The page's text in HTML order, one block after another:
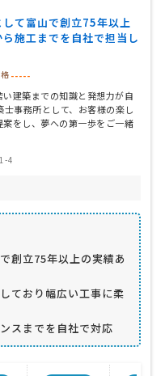
て富山で創立75年以上
施工までを自社で担当し
-----
建築までの知識と発想力が自
士事務所として、お客様の楽し
をし、夢への第一歩をご一緒
4
創立75年以上の実績あ
ており幅広い工事に柔
スまでを自社で対応